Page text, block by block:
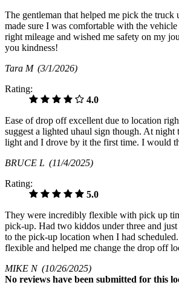
The gentleman that helped me pick the truck
made sure I was comfortable with the
right mileage and wished me safety on my
you kindness!
Tara M (3/1/2026)
Rating:
4.0
Ease of drop off excellent due to location
suggest a lighted uhaul sign though. At night
light and I drove by it the first time. I would
BRUCE L (11/4/2025)
Rating:
5.0
They were incredibly flexible with pick up
pick-up. Had two kiddos under three and
to the pick-up location when I had
flexible and helped me change the drop off
MIKE N (10/26/2025)
No reviews have been submitted for this